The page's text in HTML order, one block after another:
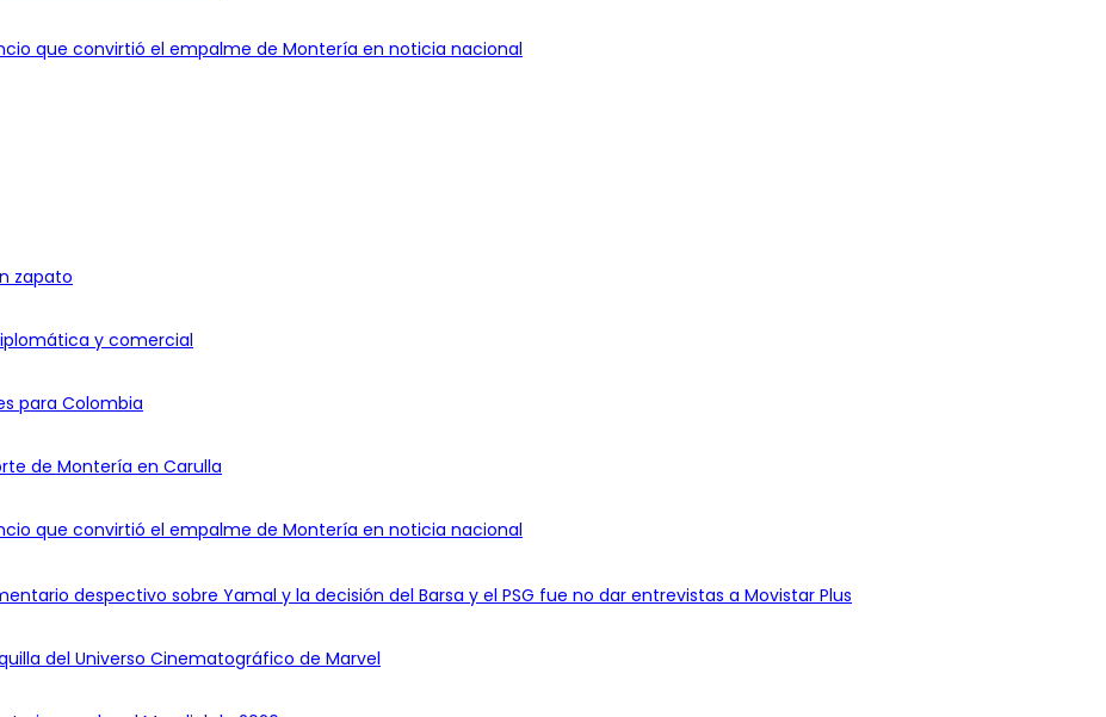
que convirtió el empalme de Montería en noticia nacional
zapato
y comercial
para Colombia
de Montería en Carulla
que convirtió el empalme de Montería en noticia nacional
despectivo sobre Yamal y la decisión del Barsa y el PSG fue no dar entrevistas a Movistar Plus
del Universo Cinematográfico de Marvel